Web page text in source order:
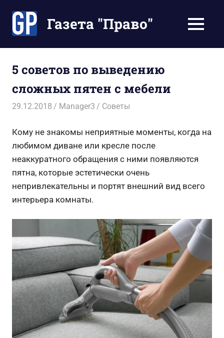
содержимомуГазета "Право"
Ваше
время
МЕНЮ
5 советов по выведению
сложных пятен с мебели
29.12.2018 Manager3 Советы
Кому не знакомы неприятные моменты, когда на
любимом диване или кресле после
неаккуратного обращения с ними появляются
пятна, которые эстетически очень
непривлекательны и портят внешний вид всего
интерьера комнаты.